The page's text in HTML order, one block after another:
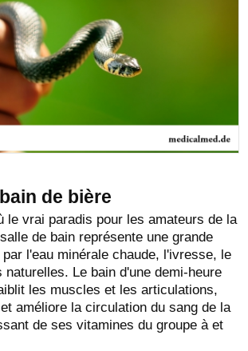
de bière
le vrai paradis pour les amateurs de la
de bain représente une grande
l'eau minérale chaude, l'ivresse, le
naturelles. Le bain d'une demi-heure
les muscles et les articulations,
améliore la circulation du sang de la
de ses vitamines du groupe à et